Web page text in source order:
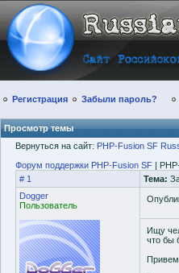
Регистрация Забыли пароль?
Просмотр темы
Вернуться на сайт: PHP-Fusion SF
Форум поддержки PHP-Fusion SF|
# 1
Тема:
Dogger
Пользователь
Ищу
что бы